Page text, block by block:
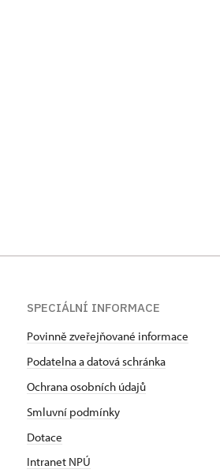
SPECIÁLNÍ INFORMACE
Povinně zveřejňované informace
Podatelna a datová schránka
Ochrana osobních údajů
Smluvní podmínky
Dotace
Intranet NPÚ